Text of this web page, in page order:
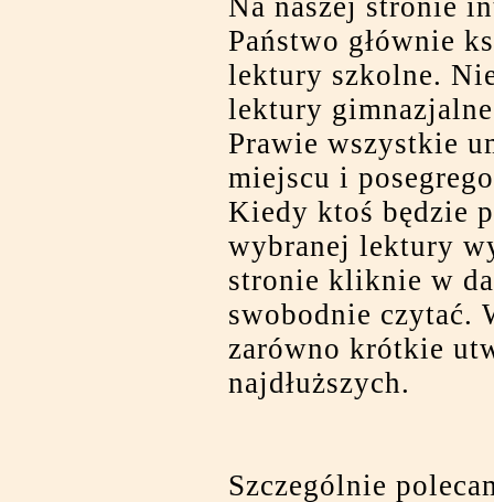
Na naszej stronie
Państwo głównie
lektury szkolne.
lektury
Prawie wszystkie
miejscu i
Kiedy ktoś będzie
wybranej lektury
stronie kliknie w
swobodnie czytać.
zarówno krótkie
najdłuższych.
Szczególnie